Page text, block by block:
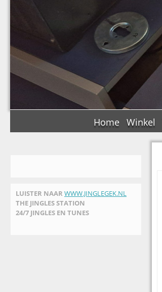
Home Winkel
LUISTER NAAR WWW.JINGLEGEK.NL
THE JINGLES STATION
24/7 JINGLES EN TUNES